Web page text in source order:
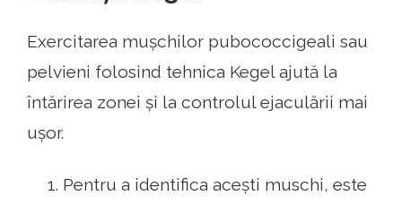
Exercitarea mușchilor pubococcigeali sau
pelvieni folosind tehnica Kegel ajută la
întărirea zonei și la controlul ejaculării mai
ușor.
Pentru a identifica acești muschi, este